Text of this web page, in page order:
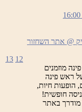
16:00
מוזמנים
ראש פינה
הופעות חיות,
חופשית!
יצא סיור מודרך באתר
12
13